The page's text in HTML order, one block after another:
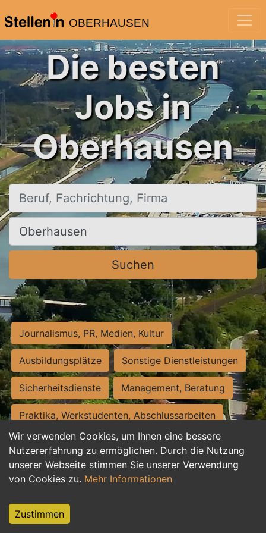
OBERHAUSEN
Wir verwenden Cookies, um Ihnen eine bessere
Nutzererfahrung zu ermöglichen. Durch die Nutzung
unserer Webseite stimmen Sie unserer Verwendung
von Cookies zu. Mehr Informationen
Zustimmen
Die besten
Jobs in
Oberhausen
Beruf, Fachrichtung, Firma
Ort, Stadt
Suchen
Journalismus, PR, Medien, Kultur
Ausbildungsplätze Sonstige Dienstleistungen
Sicherheitsdienste Management, Beratung
Praktika, Werkstudenten, Abschlussarbeiten
Personalwesen Assistenz, Sekretariat
Hilfskräfte, Aushilfs- und Nebenjobs
Weiterbildung, Studium, duale Ausbildung